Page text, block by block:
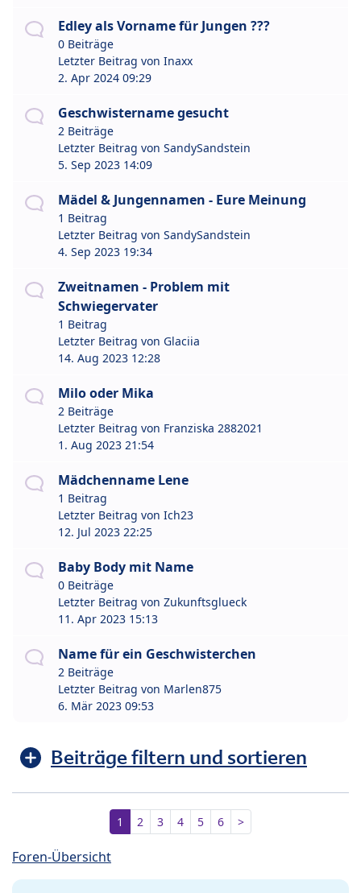
Edley als Vorname für Jungen ???
0 Beiträge
Letzter Beitrag von Inaxx
2. Apr 2024 09:29
Geschwistername gesucht
2 Beiträge
Letzter Beitrag von SandySandstein
5. Sep 2023 14:09
Mädel & Jungennamen - Eure Meinung
1 Beitrag
Letzter Beitrag von SandySandstein
4. Sep 2023 19:34
Zweitnamen - Problem mit
Schwiegervater
1 Beitrag
Letzter Beitrag von Glaciia
14. Aug 2023 12:28
Milo oder Mika
2 Beiträge
Letzter Beitrag von Franziska 2882021
1. Aug 2023 21:54
Mädchenname Lene
1 Beitrag
Letzter Beitrag von Ich23
12. Jul 2023 22:25
Baby Body mit Name
0 Beiträge
Letzter Beitrag von Zukunftsglueck
11. Apr 2023 15:13
Name für ein Geschwisterchen
2 Beiträge
Letzter Beitrag von Marlen875
6. Mär 2023 09:53
Beiträge filtern und sortieren
1 2 3 4 5 6 >
Foren-Übersicht